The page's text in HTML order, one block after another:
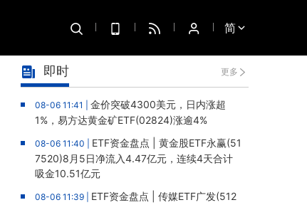
简
即时 更多
08-06 11:41 | 金价突破4300美元，日内涨超
1%，易方达黄金矿ETF(02824)涨逾4%
08-06 11:40 | ETF资金盘点 | 黄金股ETF永赢(51
7520)8月5日净流入4.47亿元，连续4天合计
吸金10.51亿元
08-06 11:39 | ETF资金盘点 | 传媒ETF广发(512